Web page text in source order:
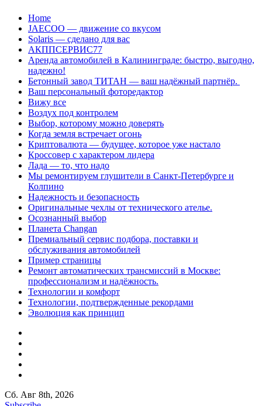
Перейти
содержанию
Home
JAECOO — движение со вкусом
Solaris — сделано для вас
АКППСЕРВИС77
Аренда автомобилей в Калининграде: быстро, выгодно,
надежно!
Бетонный завод ТИТАН — ваш надёжный партнёр.
Ваш персональный фоторедактор
Вижу все
Воздух под контролем
Выбор, которому можно доверять
Когда земля встречает огонь
Криптовалюта — будущее, которое уже настало
Кроссовер с характером лидера
Лада — то, что надо
Мы ремонтируем глушители в Санкт-Петербурге и
Колпино
Надежность и безопасность
Оригинальные чехлы от технического ателье.
Осознанный выбор
Планета Changan
Премиальный сервис подбора, поставки и
обслуживания автомобилей
Пример страницы
Ремонт автоматических трансмиссий в Москве:
профессионализм и надёжность.
Технологии и комфорт
Технологии, подтвержденные рекордами
Эволюция как принцип
Сб. Авг 8th, 2026